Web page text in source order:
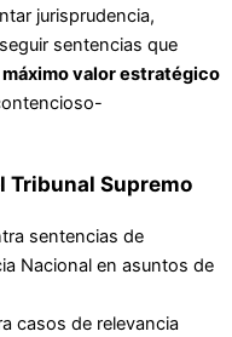
jurisprudencia,
sentencias que
máximo valor estratégico
Tribunal Supremo
sentencias de
Nacional en asuntos de
casos de relevancia